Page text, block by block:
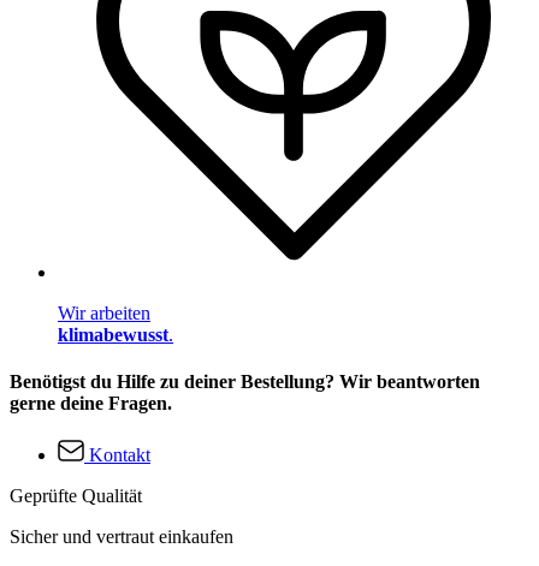
Wir arbeiten
klimabewusst.
Benötigst du Hilfe zu deiner Bestellung? Wir beantworten
gerne deine Fragen.
Kontakt
Geprüfte Qualität
Sicher und vertraut einkaufen